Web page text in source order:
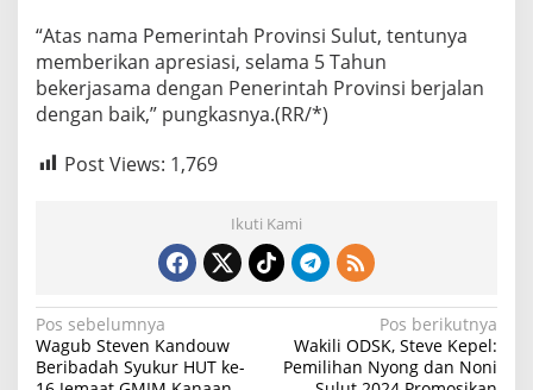
“Atas nama Pemerintah Provinsi Sulut, tentunya
memberikan apresiasi, selama 5 Tahun
bekerjasama dengan Penerintah Provinsi berjalan
dengan baik,” pungkasnya.(RR/*)
Post Views: 1,769
Ikuti Kami
N
a
Pos sebelumnya
Wagub Steven Kandouw
Beribadah Syukur HUT ke-
Pos berikutnya
Wakili ODSK, Steve Kepel:
Pemilihan Nyong dan Noni